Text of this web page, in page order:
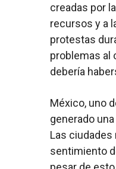
creadas por
recursos y a
protestas
problemas al
debería
México, uno
generado
Las ciudades
sentimiento